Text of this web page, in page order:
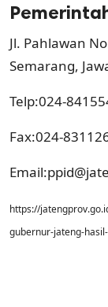
Jl. Pahlawan
Semarang,
Telp:024-
Fax:024-
Email:
https://
gubernur-jateng-